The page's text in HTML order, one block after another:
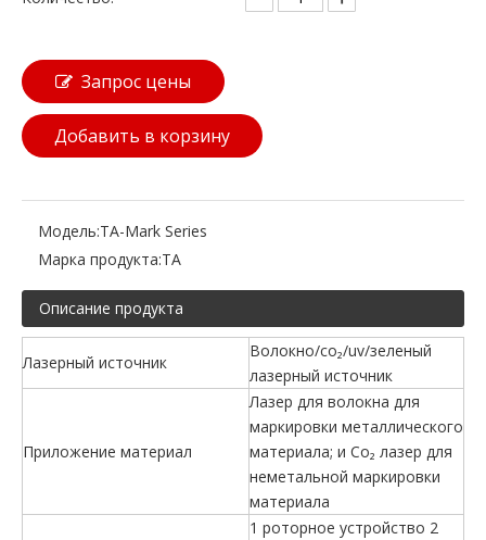
Запрос цены
Добавить в корзину
Модель:TA-Mark Series
Марка продукта:TA
Описание продукта
Лазерный источник
Волокно/co₂/uv/зеленый
лазерный источник
Приложение материал
Лазер для волокна для
маркировки металлического
материала; и Co₂ лазер для
неметальной маркировки
материала
1 роторное устройство 2